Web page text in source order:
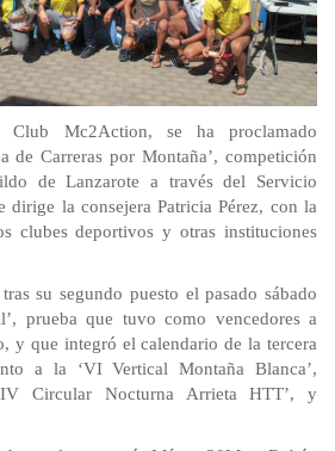
Club Mc2Action, se ha proclamado
de Carreras por Montaña’, competición
de Lanzarote a través del Servicio
dirige la consejera Patricia Pérez, con la
clubes deportivos y otras instituciones
su segundo puesto el pasado sábado
prueba que tuvo como vencedores a
y que integró el calendario de la tercera
a la ‘VI Vertical Montaña Blanca’,
‘IV Circular Nocturna Arrieta HTT’, y